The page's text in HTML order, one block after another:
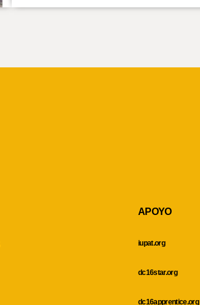
APOYO
iupat.org
dc16star.org
dc16apprentice.org